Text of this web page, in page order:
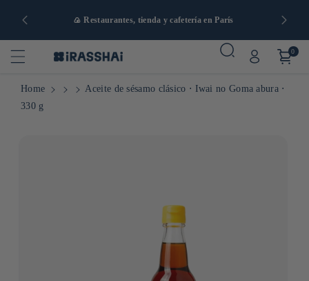
🍙 Restaurantes, tienda y cafetería en París
0
Home
Aceite de sésamo clásico ⋅ Iwai no Goma abura ⋅
330 g